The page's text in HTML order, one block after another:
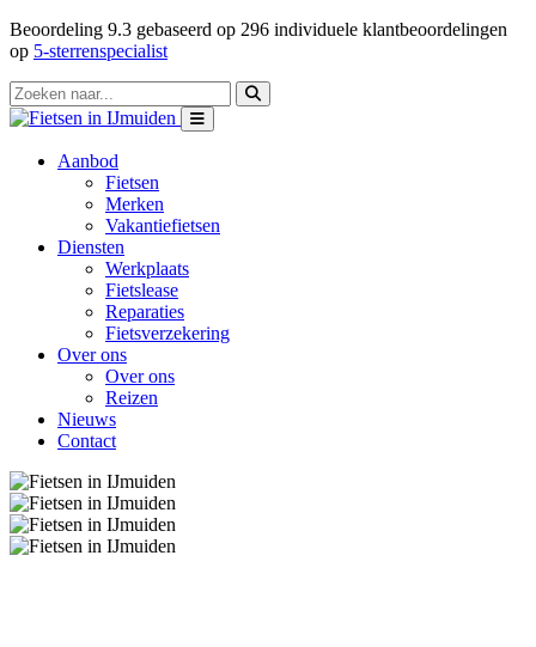
Beoordeling 9.3 gebaseerd op 296 individuele klantbeoordelingen
op 5-sterrenspecialist
Aanbod
Fietsen
Merken
Vakantiefietsen
Diensten
Werkplaats
Fietslease
Reparaties
Fietsverzekering
Over ons
Over ons
Reizen
Nieuws
Contact